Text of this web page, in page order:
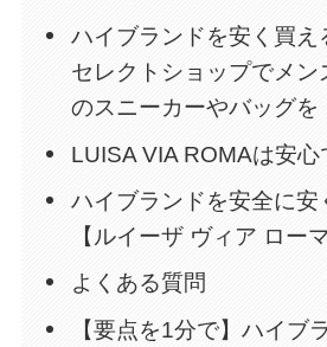
ハイブランドを安く買え
セレクトショップでメン
のスニーカーやバッグを
LUISA VIA ROMAは安心
ハイブランドを安全に安
【ルイーザ ヴィア ロー
よくある質問
【要点を1分で】ハイブ